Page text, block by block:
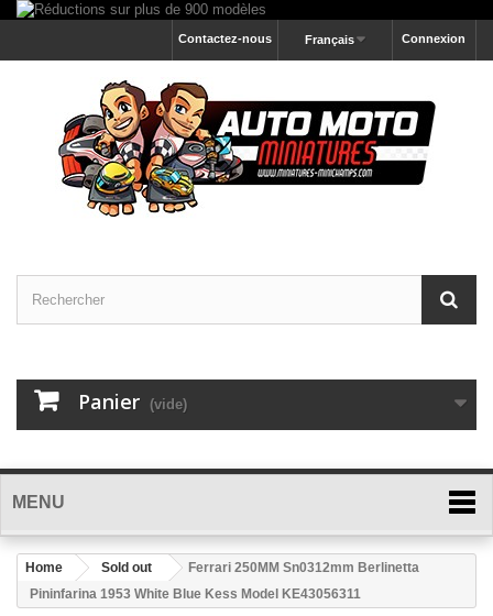
Connexion
Français
Contactez-nous
Panier (vide)
MENU
Home Sold out
Ferrari 250MM Sn0312mm Berlinetta
Pininfarina 1953 White Blue Kess Model KE43056311